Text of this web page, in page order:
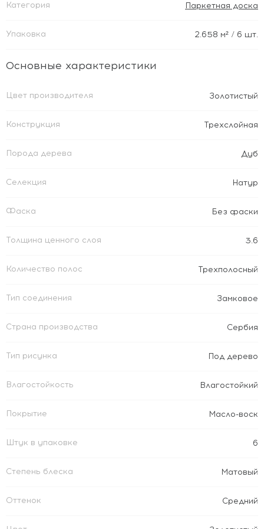
Категория Паркетная доска
Упаковка 2.658 м² / 6 шт.
Основные характеристики
Цвет производителя Золотистый
Конструкция Трехслойная
Порода дерева Дуб
Селекция Натур
Фаска Без фаски
Толщина ценного слоя 3.6
Количество полос Трехполосный
Тип соединения Замковое
Страна производства Сербия
Тип рисунка Под дерево
Влагостойкость Влагостойкий
Покрытие Масло-воск
Штук в упаковке 6
Степень блеска Матовый
Оттенок Средний